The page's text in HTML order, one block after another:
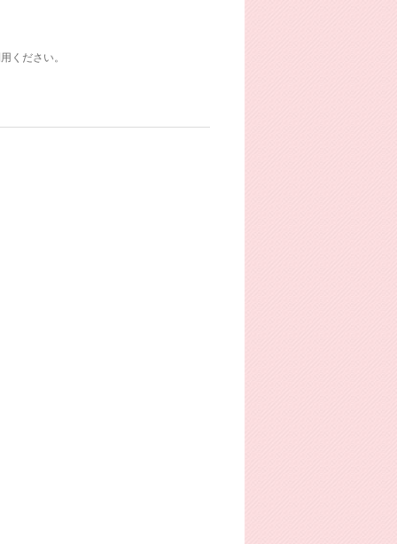
ください。